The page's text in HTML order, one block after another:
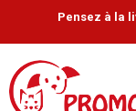
Pensez à la